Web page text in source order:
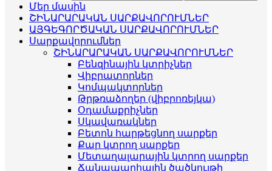
Մեր մասին
ՇԻՆԱՐԱՐԱԿԱՆ ՍԱՐՔԱՎՈՐՈՒՄՆԵՐ
ԱՅԳԵԳՈՐԾԱԿԱՆ ՍԱՐՔԱՎՈՐՈՒՄՆԵՐ
Սարքավորումներ
ՇԻՆԱՐԱՐԱԿԱՆ ՍԱՐՔԱՎՈՐՈՒՄՆԵՐ
Բենզինային կտրիչներ
Վիբրատորներ
Կոմպակտորներ
Թրթռաձողեր (վիբրոռեյկա)
Օդամաքրիչներ
Սկավառակներ
Բետոն հարթեցնող սարքեր
Քար կտրող սարքեր
Մետաղալարային կտրող սարքեր
Ճանապարհային ծածկույթի